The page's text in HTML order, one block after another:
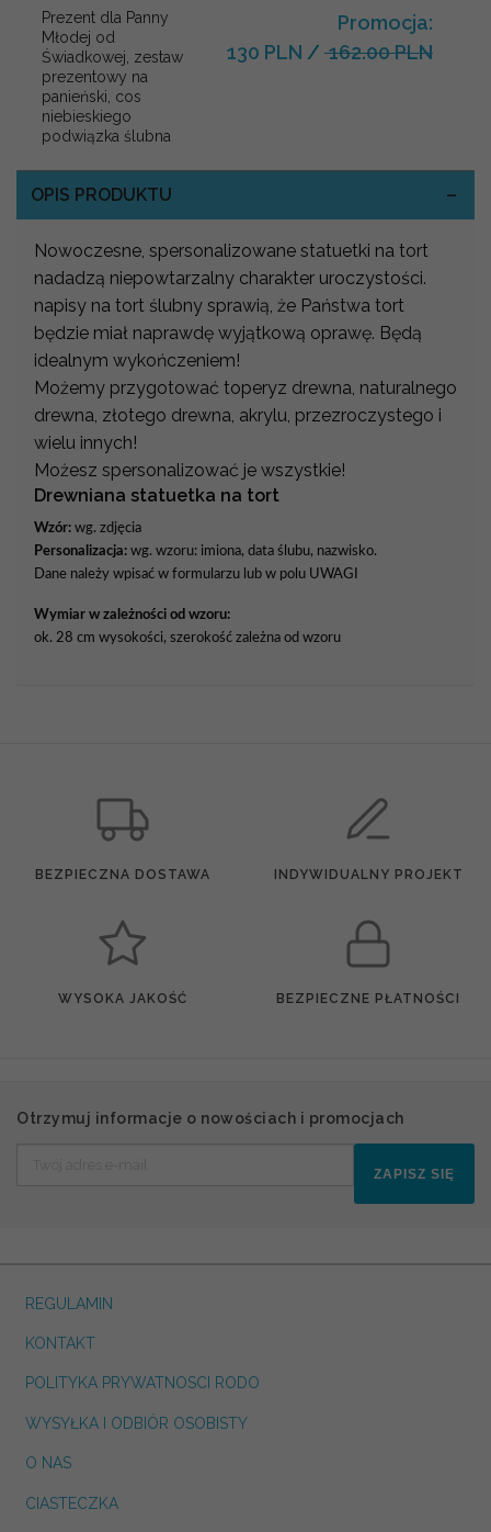
Prezent dla Panny
Młodej od
Świadkowej, zestaw
prezentowy na
panieński, cos
niebieskiego
podwiązka ślubna
Promocja:
130 PLN / 162.00 PLN
OPIS PRODUKTU
Nowoczesne, spersonalizowane statuetki na tort
nadadzą niepowtarzalny charakter uroczystości.
napisy na tort ślubny sprawią, że Państwa tort
będzie miał naprawdę wyjątkową oprawę. Będą
idealnym wykończeniem!
Możemy przygotować toperyz drewna, naturalnego
drewna, złotego drewna, akrylu, przezroczystego i
wielu innych!
Możesz spersonalizować je wszystkie!
Drewniana statuetka na tort
Wzór: wg. zdjęcia
Personalizacja: wg. wzoru: imiona, data ślubu, nazwisko.
Dane należy wpisać w formularzu lub w polu UWAGI
Wymiar w zależności od wzoru:
ok. 28 cm wysokości, szerokość zależna od wzoru
BEZPIECZNA DOSTAWA INDYWIDUALNY PROJEKT
WYSOKA JAKOŚĆ BEZPIECZNE PŁATNOŚCI
Otrzymuj informacje o nowościach i promocjach
ZAPISZ SIĘ
REGULAMIN
KONTAKT
POLITYKA PRYWATNOSCI RODO
WYSYŁKA I ODBIÓR OSOBISTY
O NAS
CIASTECZKA